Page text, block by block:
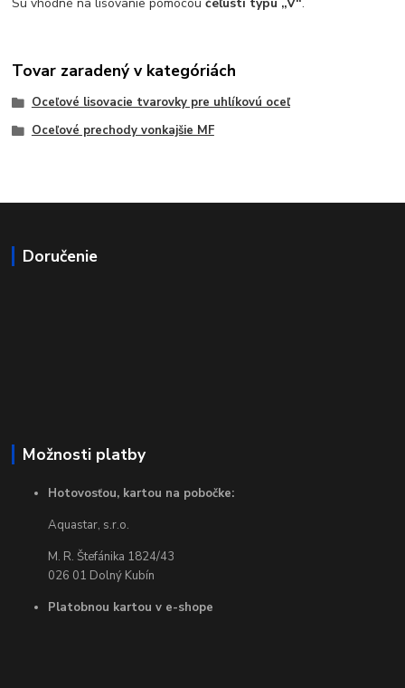
Tovar zaradený v kategóriách
Oceľové lisovacie tvarovky pre uhlíkovú oceľ
Oceľové prechody vonkajšie MF
Doručenie
Možnosti platby
Hotovosťou, kartou na pobočke:
Aquastar, s.r.o.
M. R. Štefánika 1824/43
026 01 Dolný Kubín
Platobnou kartou v e-shope